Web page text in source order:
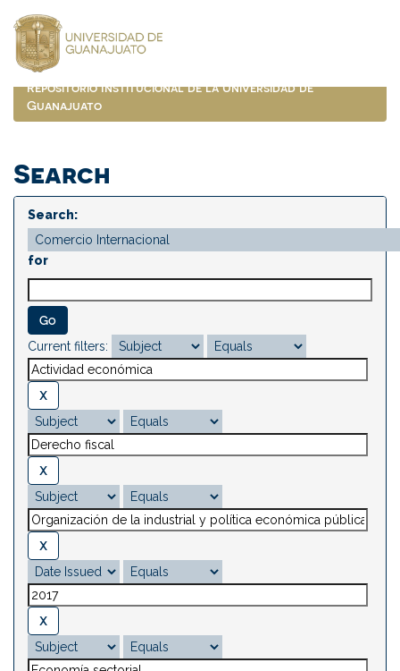
navigation
Repositorio Institucional de la Universidad de
Guanajuato
Search
Search:
for
Current filters: